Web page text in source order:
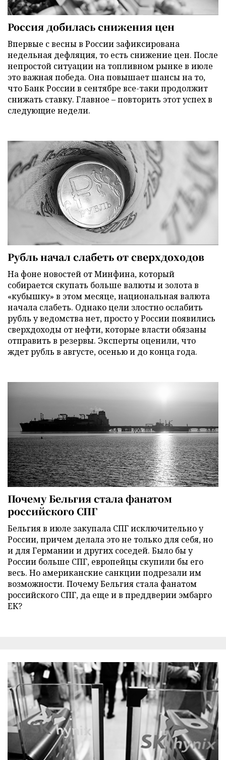
Россия добилась снижения цен
Впервые с весны в России зафиксирована
недельная дефляция, то есть снижение цен. После
непростой ситуации на топливном рынке в июле
это важная победа. Она повышает шансы на то,
что Банк России в сентябре все-таки продолжит
снижать ставку. Главное – повторить этот успех в
следующие недели.
Рубль начал слабеть от сверхдоходов
На фоне новостей от Минфина, который
собирается скупать больше валюты и золота в
«кубышку» в этом месяце, национальная валюта
начала слабеть. Однако цели злостно ослабить
рубль у ведомства нет, просто у России появились
сверхдоходы от нефти, которые власти обязаны
отправить в резервы. Эксперты оценили, что
ждет рубль в августе, осенью и до конца года.
Почему Бельгия стала фанатом
российского СПГ
Бельгия в июле закупала СПГ исключительно у
России, причем делала это не только для себя, но
и для Германии и других соседей. Было бы у
России больше СПГ, европейцы скупили бы его
весь. Но американские санкции подрезали им
возможности. Почему Бельгия стала фанатом
российского СПГ, да еще и в преддверии эмбарго
ЕК?